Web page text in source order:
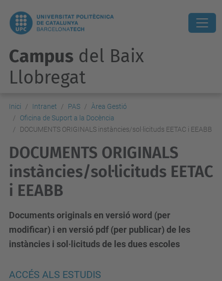
Campus del Baix
Llobregat
Inici Intranet PAS
Àrea Gestió
Oficina de Suport a la Docència
DOCUMENTS ORIGINALS instàncies/sol·licituds EETAC i EEABB
DOCUMENTS ORIGINALS
instàncies/sol·licituds EETAC
i EEABB
Documents originals en versió word (per
modificar) i en versió pdf (per publicar) de les
instàncies i sol·licituds de les dues escoles
ACCÉS ALS ESTUDIS